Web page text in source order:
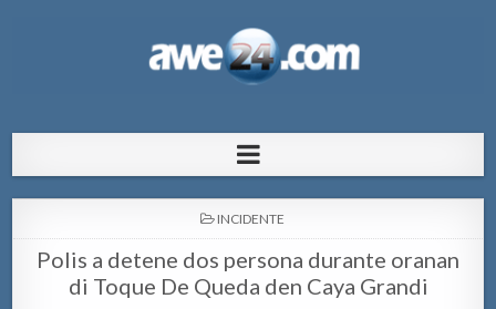
pa Aruba
POSTED
INCIDENTE
Polis a detene dos persona durante oranan
di Toque De Queda den Caya Grandi